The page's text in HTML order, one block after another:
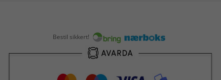
Bestil sikkert!